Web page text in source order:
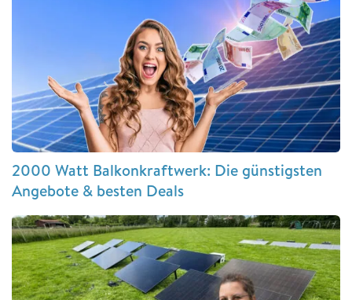
2000 Watt Balkonkraftwerk: Die günstigsten
Angebote & besten Deals